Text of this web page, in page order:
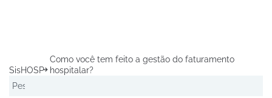
SisHOSP
Como você tem feito a gestão do faturamento
hospitalar?